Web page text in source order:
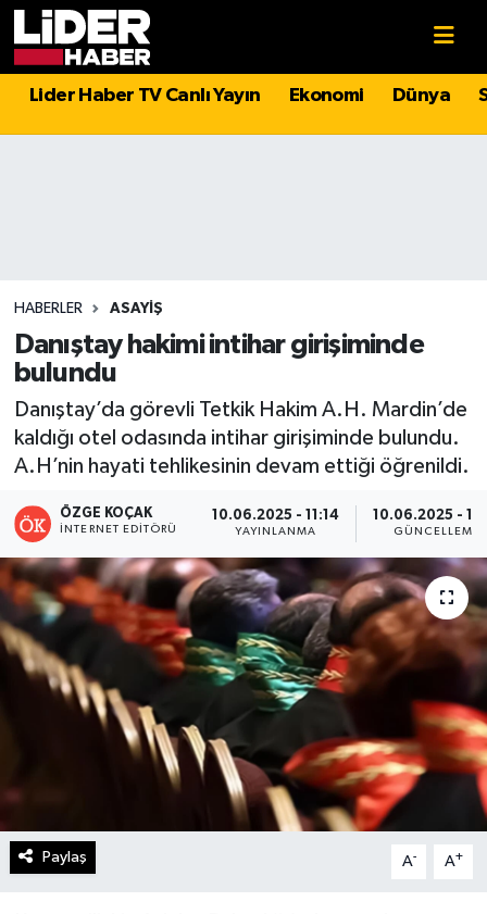
Lider Haber TV Canlı Yayın Ekonomi Dünya
HABERLER ASAYIŞ
Danıştay hakimi intihar girişiminde
bulundu
Danıştay’da görevli Tetkik Hakim A.H. Mardin’de
kaldığı otel odasında intihar girişiminde bulundu.
A.H’nin hayati tehlikesinin devam ettiği öğrenildi.
ÖZGE KOÇAK
İNTERNET EDITÖRÜ
10.06.2025 - 11:14
YAYINLANMA
10.06.2025 -
GÜNCELLEME
Paylaş A- A+
Politika
Magazin
Spor
Sağlık
Teknoloji
Turizm
Kültür - Sanat
Lider Haber TV Canlı Yayın izle
Hava Durumu
Süper Lig Puan Durumu ve Fikstür
Tüm Manşetler
Son Dakika Haberleri
Haber Arşivi